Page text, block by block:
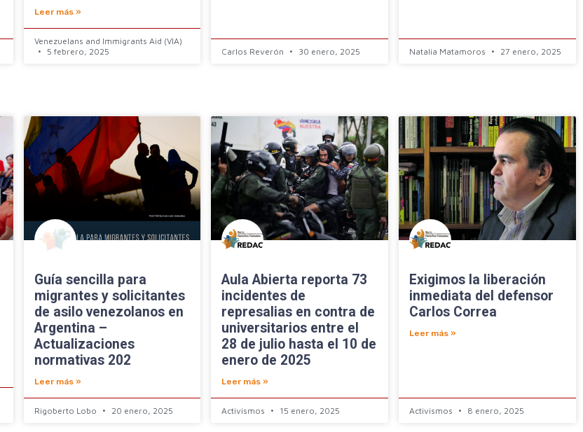
Leer más »
Venezuelans and Immigrants Aid (VIA)
5 febrero, 2025
Carlos Reverón 30 enero, 2025 Natalia Matamoros 27 enero, 2025
Guía sencilla para
migrantes y solicitantes
de asilo venezolanos en
Argentina –
Actualizaciones
normativas 202
Leer más »
Rigoberto Lobo 20 enero, 2025
Aula Abierta reporta 73
incidentes de
represalias en contra de
universitarios entre el
28 de julio hasta el 10 de
enero de 2025
Leer más »
Activismos 15 enero, 2025
Exigimos la liberación
inmediata del defensor
Carlos Correa
Leer más »
Activismos 8 enero, 2025